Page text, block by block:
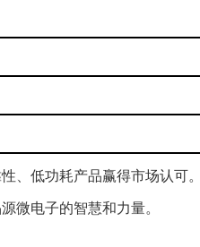
、低功耗产品赢得市场认可。
微电子的智慧和力量。